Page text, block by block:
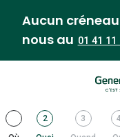
Aucun
nous au 01 41 11
Étape
1
Terminer
2
Étape
2
.
Actif
3Étape
3
4